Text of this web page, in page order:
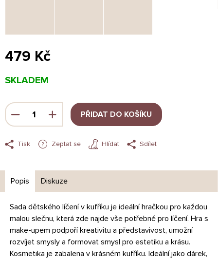
479 Kč
cena:
SKLADEM
PŘIDAT DO KOŠÍKU
Tisk Zeptat se Hlídat Sdílet
Popis Diskuze
Sada dětského líčení v kufříku je ideální hračkou pro každou
malou slečnu, která zde najde vše potřebné pro líčení. Hra s
make-upem podpoří kreativitu a představivost, umožní
rozvíjet smysly a formovat smysl pro estetiku a krásu.
Kosmetika je zabalena v krásném kufříku. Ideální jako dárek,